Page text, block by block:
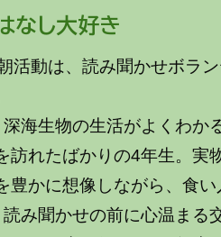
なし大好き
活動は、読み聞かせボラ
海生物の生活がよくわか
訪れたばかりの4年生。実
豊かに想像しながら、食い
み聞かせの前に心温まる